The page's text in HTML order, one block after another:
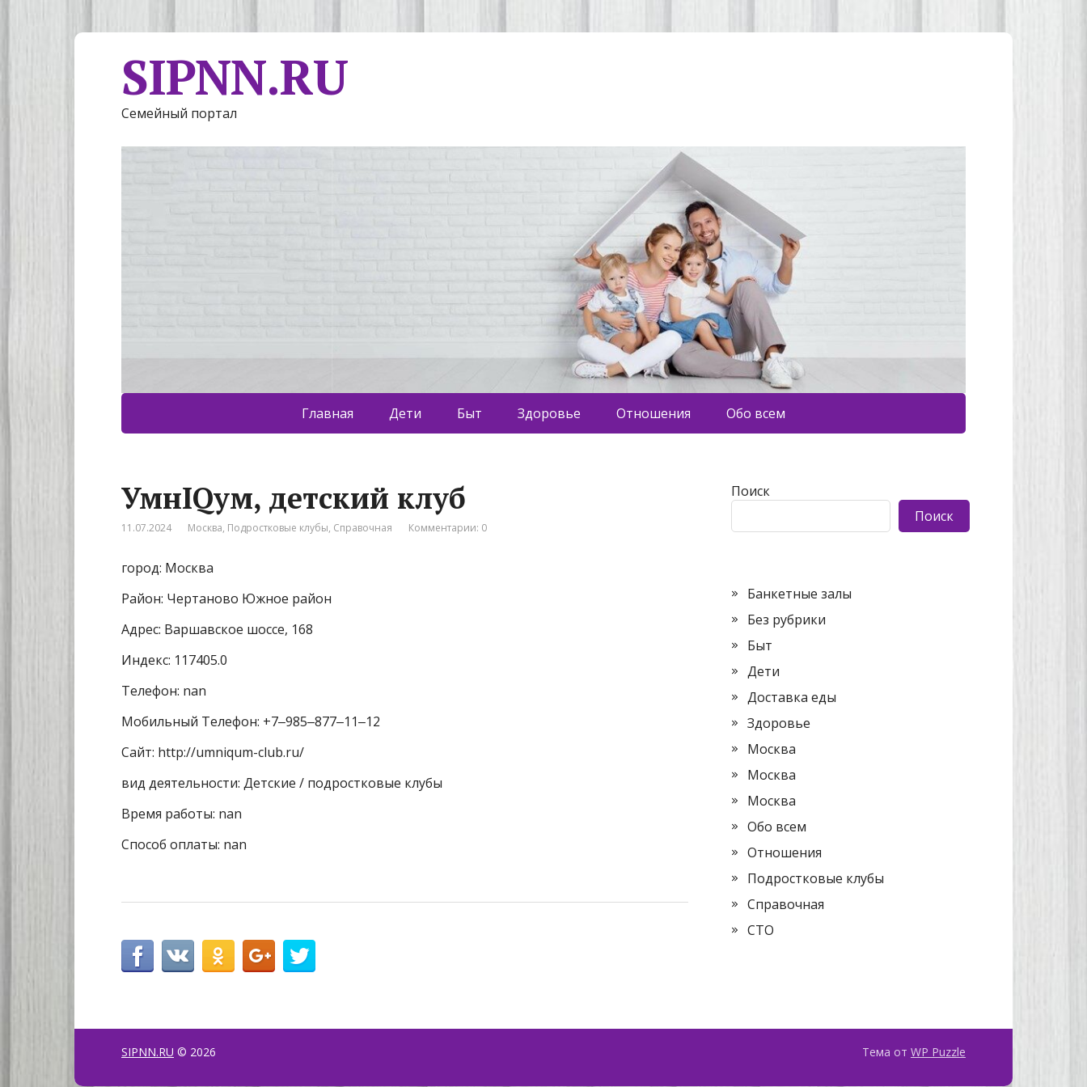
SIPNN.RU
Семейный портал
Главная Дети Быт Здоровье Отношения Обо всем
УмнIQум, детский клуб
11.07.2024 Москва, Подростковые клубы, Справочная Комментарии: 0
город: Москва
Район: Чертаново Южное район
Адрес: Варшавское шоссе, 168
Индекс: 117405.0
Телефон: nan
Мобильный Телефон: +7‒985‒877‒11‒12
Сайт: http://umniqum-club.ru/
вид деятельности: Детские / подростковые клубы
Время работы: nan
Способ оплаты: nan
Поиск
Поиск
Банкетные залы
Без рубрики
Быт
Дети
Доставка еды
Здоровье
Москва
Москва
Москва
Обо всем
Отношения
Подростковые клубы
Справочная
СТО
SIPNN.RU © 2026 Тема от WP Puzzle